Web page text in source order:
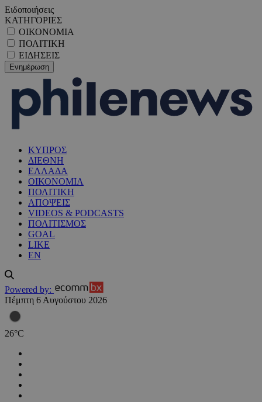
Ειδοποιήσεις
ΚΑΤΗΓΟΡΙΕΣ
ΟΙΚΟΝΟΜΙΑ
ΠΟΛΙΤΙΚΗ
ΕΙΔΗΣΕΙΣ
ΚΥΠΡΟΣ
ΔΙΕΘΝΗ
ΕΛΛΑΔΑ
ΟΙΚΟΝΟΜΙΑ
ΠΟΛΙΤΙΚΗ
ΑΠΟΨΕΙΣ
VIDEOS & PODCASTS
ΠΟΛΙΤΙΣΜΟΣ
GOAL
LIKE
EN
Powered by:
Πέμπτη 6 Αυγούστου 2026
26°C